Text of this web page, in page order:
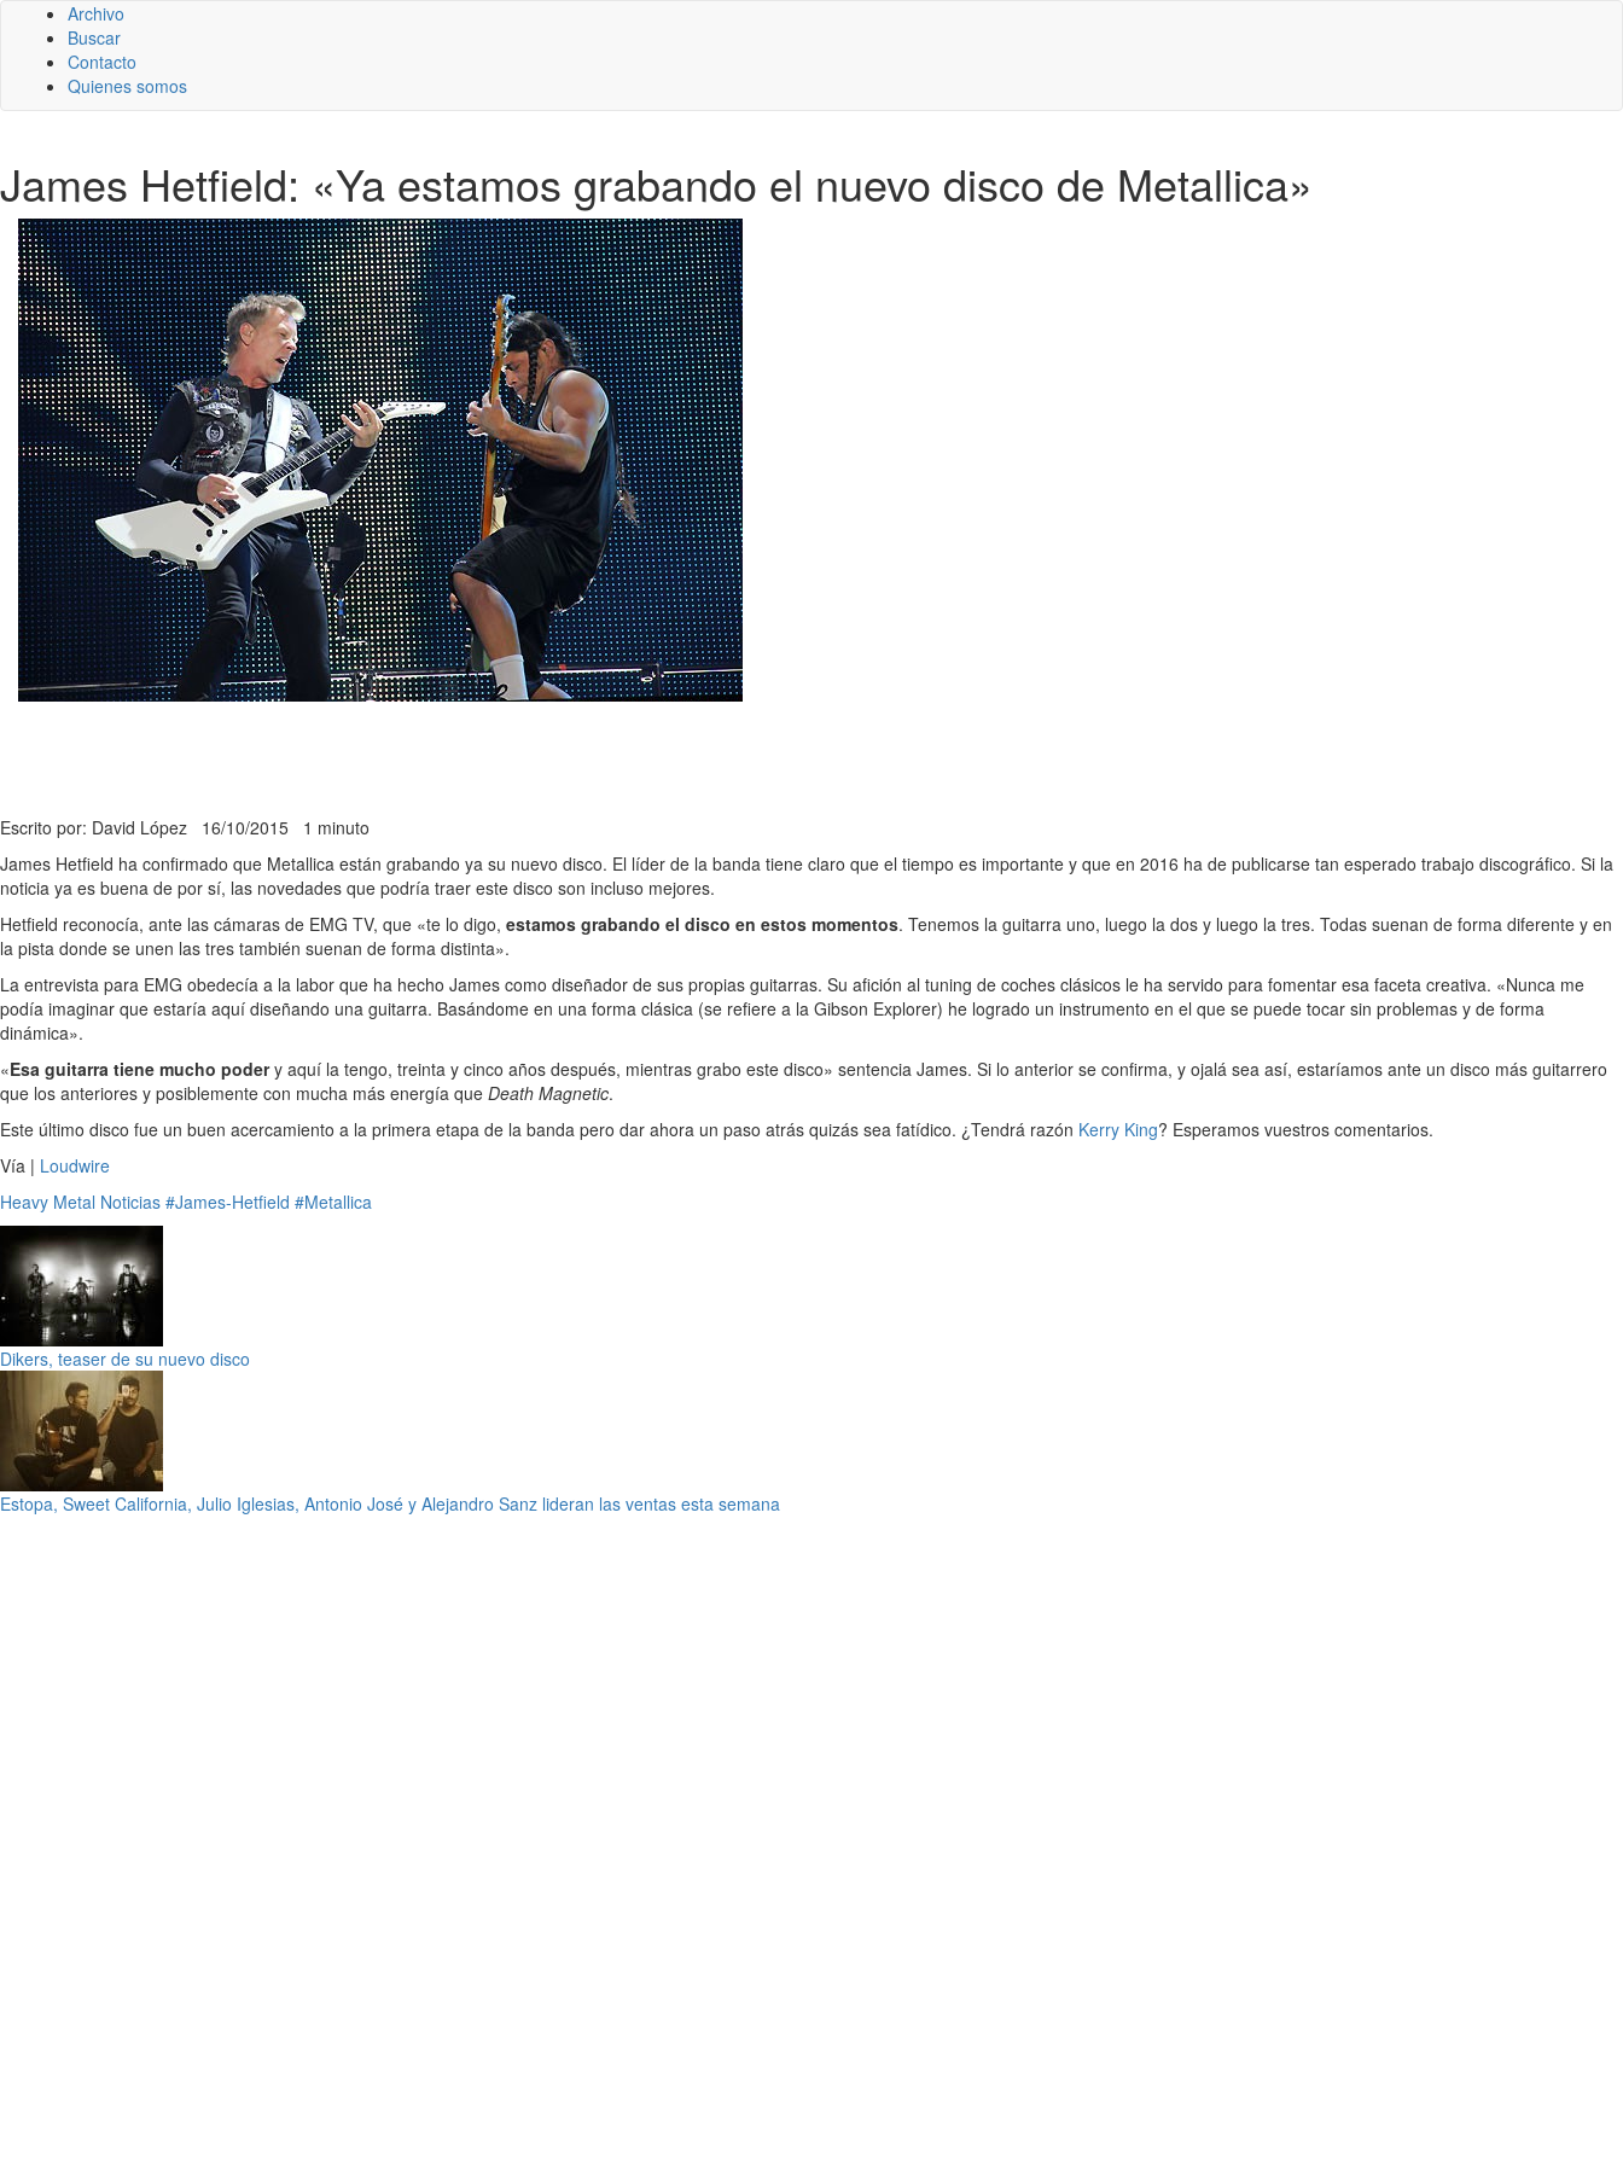
Archivo
Buscar
Contacto
Quienes somos
James Hetfield: «Ya estamos grabando el nuevo disco de Metallica»
Escrito por: David López 16/10/2015 1 minuto
James Hetfield ha confirmado que Metallica están grabando ya su nuevo disco. El líder de la banda tiene claro que el tiempo es importante y que en 2016 ha de publicarse tan esperado trabajo discográfico. Si la
noticia ya es buena de por sí, las novedades que podría traer este disco son incluso mejores.
Hetfield reconocía, ante las cámaras de EMG TV, que «te lo digo, estamos grabando el disco en estos momentos. Tenemos la guitarra uno, luego la dos y luego la tres. Todas suenan de forma diferente y en
la pista donde se unen las tres también suenan de forma distinta».
La entrevista para EMG obedecía a la labor que ha hecho James como diseñador de sus propias guitarras. Su afición al tuning de coches clásicos le ha servido para fomentar esa faceta creativa. «Nunca me
podía imaginar que estaría aquí diseñando una guitarra. Basándome en una forma clásica (se refiere a la Gibson Explorer) he logrado un instrumento en el que se puede tocar sin problemas y de forma
dinámica».
«Esa guitarra tiene mucho podery aquí la tengo, treinta y cinco años después, mientras grabo este disco» sentencia James. Si lo anterior se confirma, y ojalá sea así, estaríamos ante un disco más guitarrero
que los anteriores y posiblemente con mucha más energía que Death Magnetic.
Este último disco fue un buen acercamiento a la primera etapa de la banda pero dar ahora un paso atrás quizás sea fatídico. ¿Tendrá razón Kerry King? Esperamos vuestros comentarios.
Vía | Loudwire
Heavy Metal Noticias #James-Hetfield #Metallica
Dikers, teaser de su nuevo disco
Estopa, Sweet California, Julio Iglesias, Antonio José y Alejandro Sanz lideran las ventas esta semana